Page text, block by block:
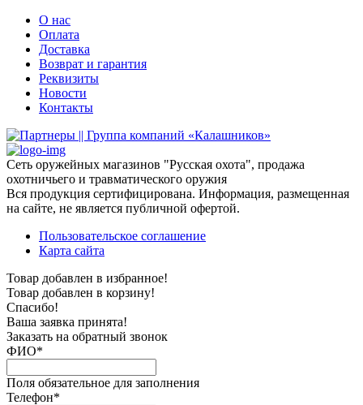
О нас
Оплата
Доставка
Возврат и гарантия
Реквизиты
Новости
Контакты
Сеть оружейных магазинов "Русская охота", продажа
охотничьего и травматического оружия
Вся продукция сертифицирована. Информация, размещенная
на сайте, не является публичной офертой.
Пользовательское соглашение
Карта сайта
Товар добавлен в избранное!
Товар добавлен в корзину!
Спасибо!
Ваша заявка принята!
Заказать на обратный звонок
ФИО*
Поля обязательное для заполнения
Телефон*